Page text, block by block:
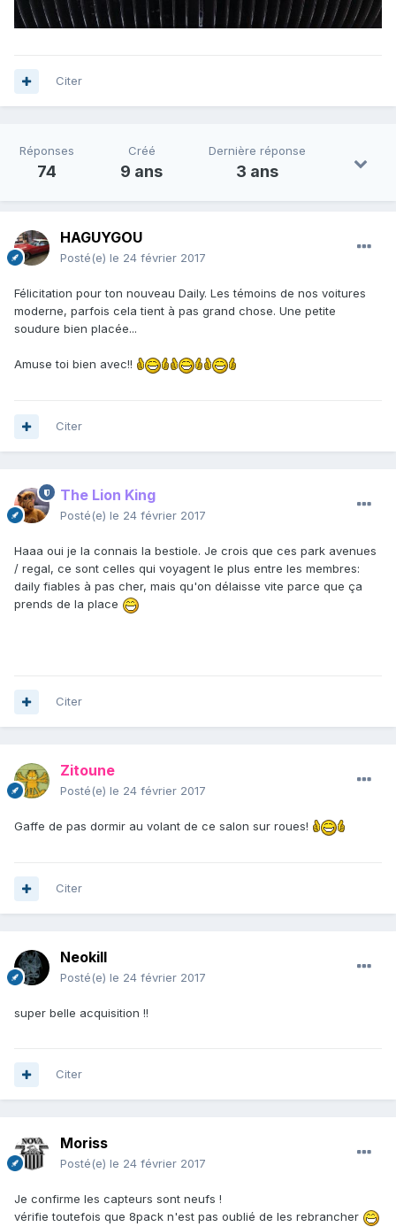
Citer
Réponses
74
Créé
9 ans
Dernière réponse
3 ans
HAGUYGOU
Posté(e) le 24 février 2017
Félicitation pour ton nouveau Daily. Les témoins de nos voitures
moderne, parfois cela tient à pas grand chose. Une petite
soudure bien placée...
Amuse toi bien avec!!
Citer
The Lion King
Posté(e) le 24 février 2017
Haaa oui je la connais la bestiole. Je crois que ces park avenues
/ regal, ce sont celles qui voyagent le plus entre les membres:
daily fiables à pas cher, mais qu'on délaisse vite parce que ça
prends de la place
Citer
Zitoune
Posté(e) le 24 février 2017
Gaffe de pas dormir au volant de ce salon sur roues!
Citer
Neokill
Posté(e) le 24 février 2017
super belle acquisition !!
Citer
Moriss
Posté(e) le 24 février 2017
Je confirme les capteurs sont neufs !
vérifie toutefois que 8pack n'est pas oublié de les rebrancher